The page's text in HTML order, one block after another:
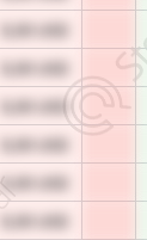
0,00 USD